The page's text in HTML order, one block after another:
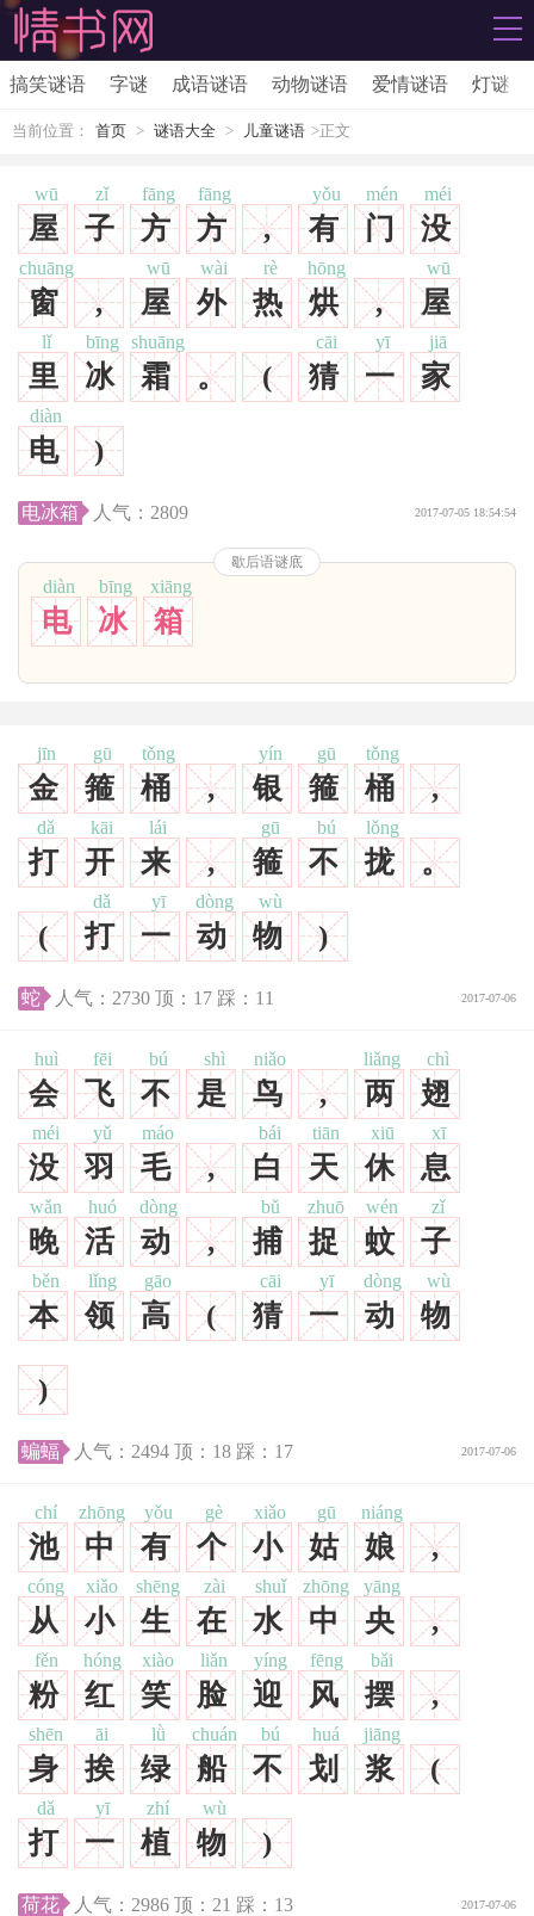
搞笑谜语 字谜 成语谜语 动物谜语 爱情谜语 灯谜
当前位置： 首页 > 谜语大全 > 儿童谜语 >正文
屋
wū
子
zǐ
方
fāng
方
fāng
, 有
yǒu
门
mén
没
méi
窗
chuāng
, 屋
wū
外
wài
热
rè
烘
hōng
, 屋
wū
里
lǐ
冰
bīng
霜
shuāng
。 ( 猜
cāi
一
yī
家
jiā
电
diàn
)
2017-07-05 18:54:54
电冰箱 人气： 2809
歇后语谜底
电
diàn
冰
bīng
箱
xiāng
金
jīn
箍
gū
桶
tǒng
, 银
yín
箍
gū
桶
tǒng
,
打
dǎ
开
kāi
来
lái
, 箍
gū
不
bú
拢
lǒng
。
( 打
dǎ
一
yī
动
dòng
物
wù
)
2017-07-06
蛇 人气： 2730 顶： 17 踩： 11
会
huì
飞
fēi
不
bú
是
shì
鸟
niǎo
, 两
liǎng
翅
chì
没
méi
羽
yǔ
毛
máo
, 白
bái
天
tiān
休
xiū
息
xī
晚
wǎn
活
huó
动
dòng
, 捕
bǔ
捉
zhuō
蚊
wén
子
zǐ
本
běn
领
lǐng
高
gāo
( 猜
cāi
一
yī
动
dòng
物
wù
)
2017-07-06
蝙蝠 人气： 2494 顶： 18 踩： 17
池
chí
中
zhōng
有
yǒu
个
gè
小
xiǎo
姑
gū
娘
niáng
,
从
cóng
小
xiǎo
生
shēng
在
zài
水
shuǐ
中
zhōng
央
yāng
,
粉
fěn
红
hóng
笑
xiào
脸
liǎn
迎
yíng
风
fēng
摆
bǎi
,
身
shēn
挨
āi
绿
lǜ
船
chuán
不
bú
划
huá
浆
jiāng
(
打
dǎ
一
yī
植
zhí
物
wù
)
2017-07-06
荷花 人气： 2986 顶： 21 踩： 13